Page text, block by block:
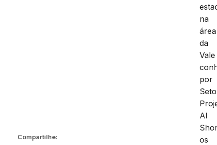
Compartilhe:
na
área
da
Vale
por
Al
os